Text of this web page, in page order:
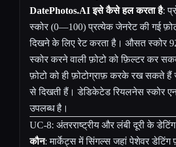
DatePhotos.AI इसे कैसे हल करता है:
स्कोर (0—100) प्रत्येक जेनरेट की गई
दिखने के लिए रेट करता है। औसत स्कोर
स्कोर करने वाली फ़ोटो को फ़िल्टर कर
फ़ोटो को ही फ़ोटोग्राफ़ करके रख सकते हैं
से दिखती हैं। डेडिकेटेडरियलनेस स्कोर
उपलब्ध है।
UC-8: अंतरराष्ट्रीय और लंबी दूरी के
कौन: मार्केट्स में सिंगल्स जहां पेशेवर डेटिंग